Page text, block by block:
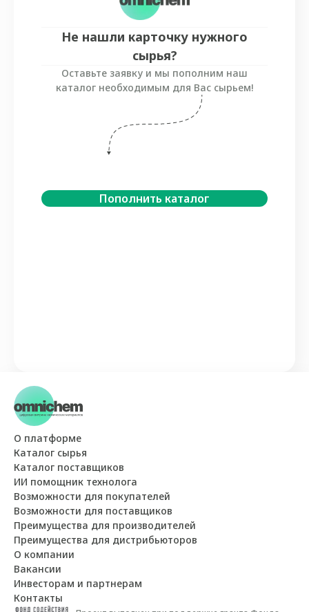
Не нашли карточку нужного
сырья?
Оставьте заявку и мы пополним наш
каталог необходимым для Вас сырьем!
Пополнить каталог
О платформе
Каталог сырья
Каталог поставщиков
ИИ помощник технолога
Возможности для покупателей
Возможности для поставщиков
Преимущества для производителей
Преимущества для дистрибьюторов
О компании
Вакансии
Инвесторам и партнерам
Контакты